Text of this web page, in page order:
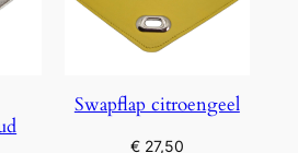
Swapflap citroengeel
€27,50